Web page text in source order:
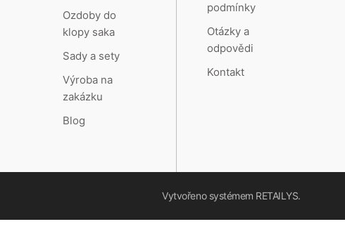
Ozdoby do
klopy saka
Sady a sety
Výroba na
zakázku
Blog
podmínky
Otázky a
odpovědi
Kontakt
Vytvořeno systémem RETAILYS.